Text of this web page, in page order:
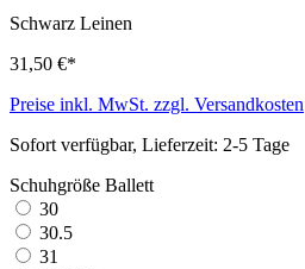
Schwarz Leinen
31,50 €*
Preise inkl. MwSt. zzgl. Versandkosten
Sofort verfügbar, Lieferzeit: 2-5 Tage
Schuhgröße Ballett
30
30.5
31